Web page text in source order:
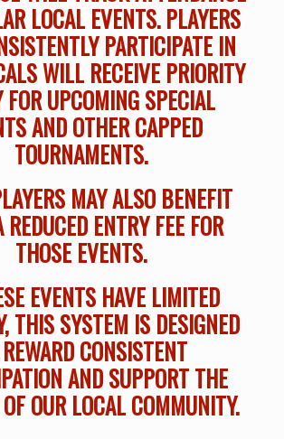
LOCAL EVENTS. PLAYERS
PARTICIPATE IN
WILL RECEIVE PRIORITY
FOR UPCOMING SPECIAL
AND OTHER CAPPED
TOURNAMENTS.
MAY ALSO BENEFIT
REDUCED ENTRY FEE FOR
THOSE EVENTS.
EVENTS HAVE LIMITED
THIS SYSTEM IS DESIGNED
CONSISTENT
AND SUPPORT THE
OUR LOCAL COMMUNITY.